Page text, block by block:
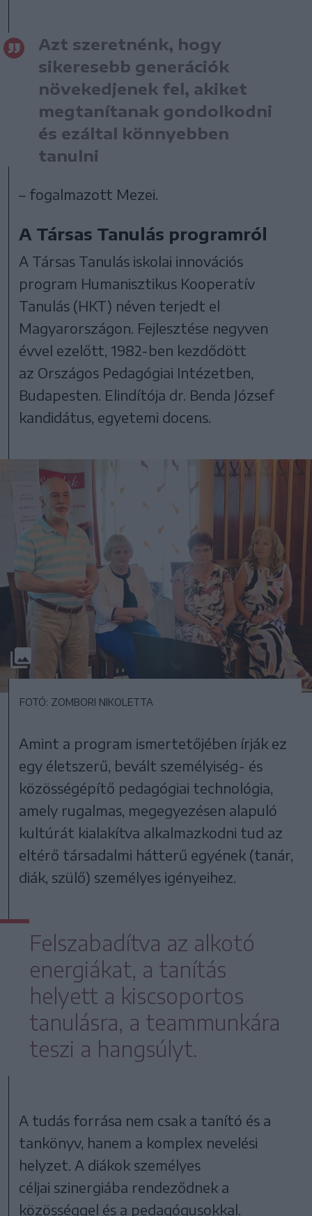
Azt szeretnénk, hogy
sikeresebb generációk
növekedjenek fel, akiket
megtanítanak gondolkodni
és ezáltal könnyebben
tanulni
– fogalmazott Mezei.
A Társas Tanulás programról
A Társas Tanulás iskolai innovációs
program Humanisztikus Kooperatív
Tanulás (HKT) néven terjedt el
Magyarországon. Fejlesztése negyven
évvel ezelőtt, 1982-ben kezdődött
az Országos Pedagógiai Intézetben,
Budapesten. Elindítója dr. Benda József
kandidátus, egyetemi docens.
FOTÓ: ZOMBORI NIKOLETTA
Amint a program ismertetőjében írják ez
egy életszerű, bevált személyiség- és
közösségépítő pedagógiai technológia,
amely rugalmas, megegyezésen alapuló
kultúrát kialakítva alkalmazkodni tud az
eltérő társadalmi hátterű egyének (tanár,
diák, szülő) személyes igényeihez.
Felszabadítva az alkotó
energiákat, a tanítás
helyett a kiscsoportos
tanulásra, a teammunkára
teszi a hangsúlyt.
A tudás forrása nem csak a tanító és a
tankönyv, hanem a komplex nevelési
helyzet. A diákok személyes
céljai szinergiába rendeződnek a
közösséggel és a pedagógusokkal.